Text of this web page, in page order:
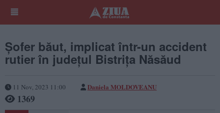
Șofer băut, implicat într-un accident
rutier în județul Bistrița Năsăud
11 Nov, 2023 11:00 Daniela MOLDOVEANU
1369